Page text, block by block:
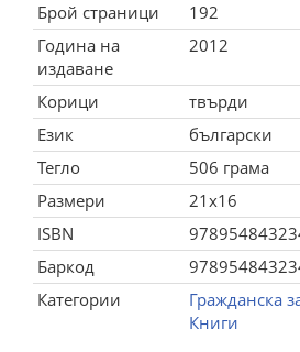
Брой страници
192
Година на
издаване
2012
Корици
твърди
Език
български
Тегло
506 грама
Размери
21x16
ISBN
Баркод
Категории
Гражданска
Книги